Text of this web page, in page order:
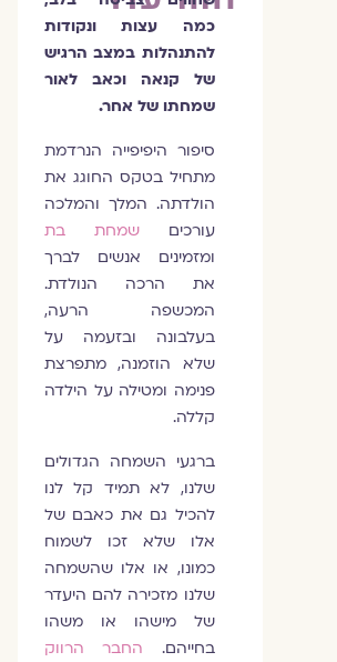
כמה עצות ונקודות
להתנהלות במצב הרגיש
של קנאה וכאב לאור
שמחתו של אחר.
סיפור היפיפייה הנרדמת
מתחיל בטקס החוגג את
הולדתה. המלך והמלכה
עורכים
שמחת בת
ומזמינים אנשים לברך
את הרכה הנולדת.
המכשפה הרעה,
בעלבונה ובזעמה על
שלא הוזמנה, מתפרצת
פנימה ומטילה על הילדה
קללה.
ברגעי השמחה הגדולים
שלנו, לא תמיד קל לנו
להכיל גם את כאבם של
אלו שלא זכו לשמוח
כמונו, או אלו שהשמחה
שלנו מזכירה להם היעדר
של מישהו או משהו
בחייהם.
החבר הרווק